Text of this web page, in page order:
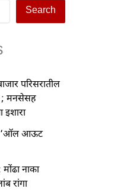
Search
परिसरातील
; मनसेसह
इशारा
‘ऑल आऊट
नाका
रांगा